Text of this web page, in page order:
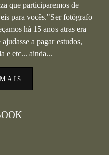
que participaremos de
para vocês."Ser fotógrafo
há 15 anos atras era
a pagar estudos,
e etc... ainda...